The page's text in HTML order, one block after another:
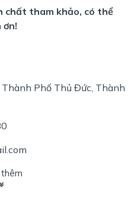
chất tham khảo, có thể
ơn!
Phố Thủ Đức, Thành